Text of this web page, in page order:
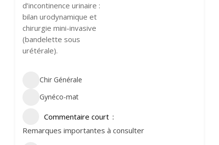
d’incontinence urinaire :
bilan urodynamique et
chirurgie mini-invasive
(bandelette sous
urétérale).
Chir Générale
Gynéco-mat
Commentaire court
Remarques importantes à consulter